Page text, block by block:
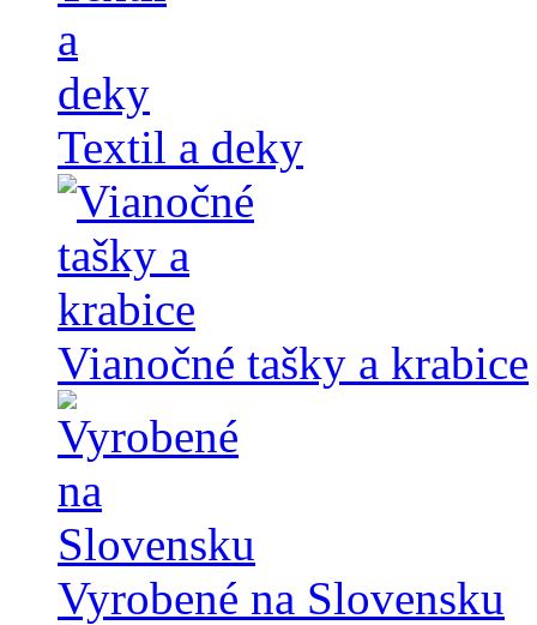
Textil a deky
Vianočné tašky a krabice
Vyrobené na Slovensku